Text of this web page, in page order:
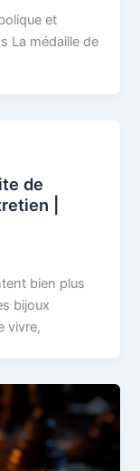
et
La médaille de
de
|
bien plus
bijoux
vivre,